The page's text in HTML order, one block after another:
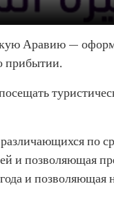
Аравию —
прибытии.
по
позволяющая
и позволяющая